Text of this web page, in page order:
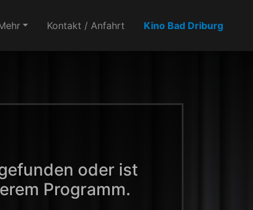
Kontakt / Anfahrt Kino Bad Driburg
oder ist
Programm.